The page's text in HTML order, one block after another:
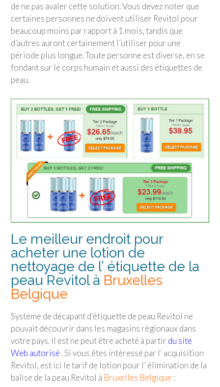
de ne pas avaler cette solution. Vous devez noter que
certaines personnes ne doivent utiliser Revitol pour
beaucoup moins par rapport à 1 mois, tandis que
d’autres auront certainement l’utiliser pour une
période plus longue. Toute personne est diverse, en se
fondant sur le corps humain et aussi des étiquettes de
peau.
Le meilleur endroit pour
acheter une lotion de
nettoyage de l’ étiquette de la
peau Revitol à Bruxelles
Belgique
Système de décapant d’étiquette de peau Revitol ne
pouvait découvrir dans les magasins régionaux dans
votre pays. Il est ne peut être acheté à partir du site
Web autorisé . Si vous êtes intéressé par l’ acquisition
Revitol, est ici le tarif de lotion pour l’ élimination de la
balise de la peau Revitol à Bruxelles Belgique :